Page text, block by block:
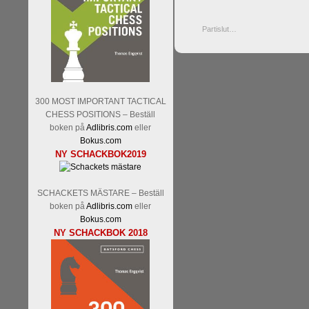
300 MOST IMPORTANT TACTICAL
CHESS POSITIONS – Beställ
boken på Adlibris.com eller
Bokus.com
NY SCHACKBOK2019
SCHACKETS MÄSTARE – Beställ
boken på Adlibris.com eller
Bokus.com
NY SCHACKBOK 2018
Partislut…